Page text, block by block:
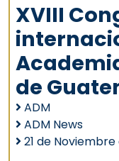
XVIII
de
ADM
ADM News
21 de